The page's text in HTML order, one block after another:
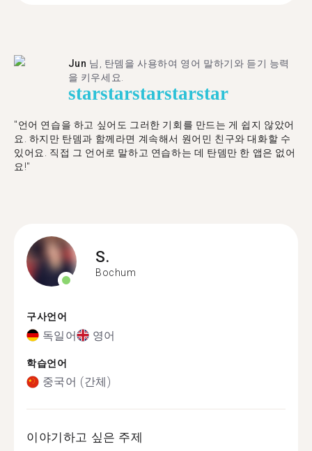
Jun 님, 탄뎀을 사용하여 영어 말하기와 듣기 능력
을 키우세요.
starstarstarstarstar
"언어 연습을 하고 싶어도 그러한 기회를 만드는 게 쉽지 않았어
요. 하지만 탄뎀과 함께라면 계속해서 원어민 친구와 대화할 수
있어요. 직접 그 언어로 말하고 연습하는 데 탄뎀만 한 앱은 없어
요!"
S.
Bochum
구사언어
독일어 영어
학습언어
중국어 (간체)
이야기하고 싶은 주제